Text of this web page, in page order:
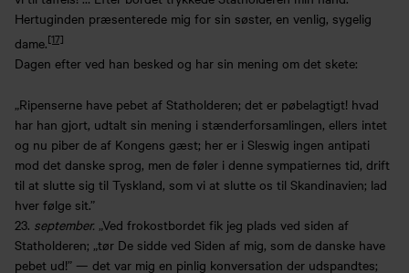
Hertuginden præsenterede mig for sin søster, en venlig, sygelig
dame.[17]
Dagen efter ved han besked og har sin mening om det skete:
„Ripenserne have pebet af Statholderen; det er pøbelagtigt! hvad
har han gjort, udtalt sin mening i stænderforsamlingen, ellers intet
og nu piber de af Kongens gæst; her er i Sleswig ingen antipati
mod det danske sprog, men de føler i denne sympatiernes tid, drift
til at slutte sig til Tyskland, som vi at slutte os til Skandinavien; lad
hver følge sit.”
23. september. „Ved frokostbordet fik jeg plads ved siden af
Statholderen; „tør De sidde ved Siden af mig, som de danske have
pebet ud!” — det var mig en pinlig konversation der udspandtes;